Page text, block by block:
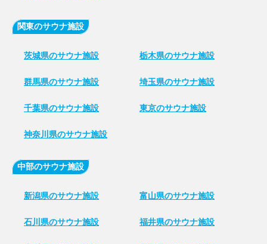
関東のサウナ施設
茨城県のサウナ施設 栃木県のサウナ施設
群馬県のサウナ施設 埼玉県のサウナ施設
千葉県のサウナ施設 東京のサウナ施設
神奈川県のサウナ施設
中部のサウナ施設
新潟県のサウナ施設 富山県のサウナ施設
石川県のサウナ施設 福井県のサウナ施設